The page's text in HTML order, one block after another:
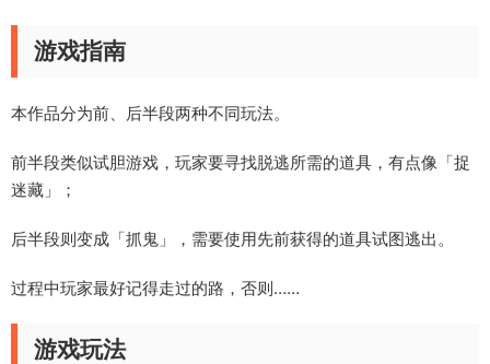
游戏指南
本作品分为前、后半段两种不同玩法。
前半段类似试胆游戏，玩家要寻找脱逃所需的道具，有点像「捉
迷藏」；
后半段则变成「抓鬼」，需要使用先前获得的道具试图逃出。
过程中玩家最好记得走过的路，否则……
游戏玩法